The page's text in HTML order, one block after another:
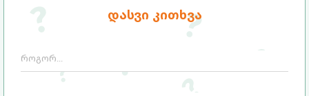
დასვი კითხვა
მომზადებისთანავე, რბილი ნაყინის სახით)